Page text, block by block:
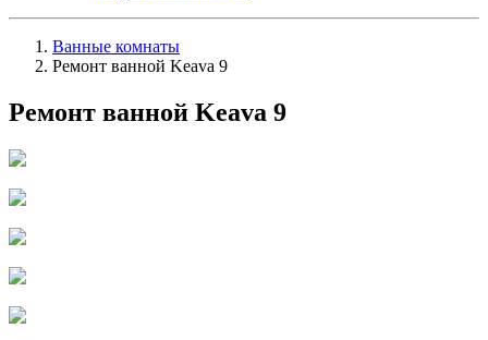
Ванные комнаты
Ремонт ванной Keava 9
Ремонт ванной Keava 9